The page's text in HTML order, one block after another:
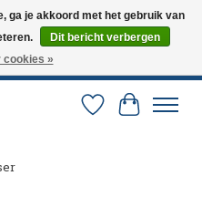
verzending via PostNL en DHL.
een afspraak te maken. 0251-
Verlanglijst
ga je akkoord met het gebruik van
Dit bericht verbergen
cookies »